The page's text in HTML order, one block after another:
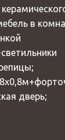
в
дверь;